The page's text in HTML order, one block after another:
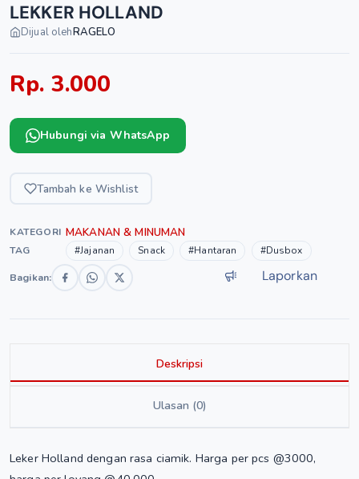
LEKKER HOLLAND
Dijual olehRAGELO
Rp. 3.000
Hubungi via WhatsApp
Tambah ke Wishlist
KATEGORI MAKANAN & MINUMAN
TAG #Jajanan Snack #Hantaran #Dusbox
Bagikan: Laporkan
Deskripsi
Ulasan (0)
Leker Holland dengan rasa ciamik. Harga per pcs @3000,